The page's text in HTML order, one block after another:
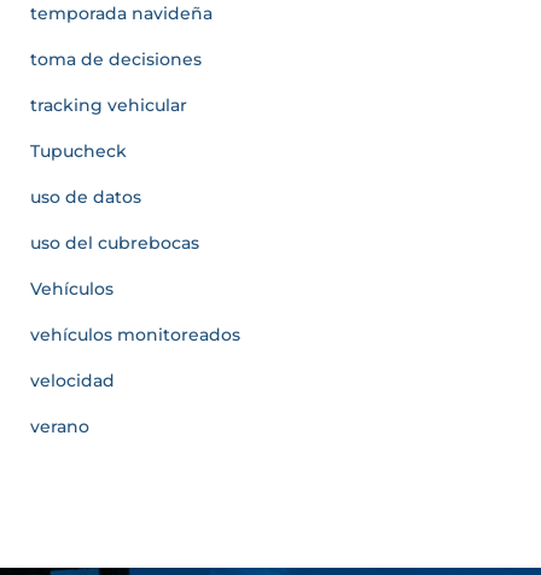
temporada navideña
toma de decisiones
tracking vehicular
Tupucheck
uso de datos
uso del cubrebocas
Vehículos
vehículos monitoreados
velocidad
verano